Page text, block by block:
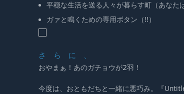
平穏な生活を送る人々が暮らす町（あなた
ガァと鳴くための専用ボタン（!!）
さ ら に 、
おやまぁ！あのガチョウが2羽！
今度は、おともだちと一緒に悪巧み。『